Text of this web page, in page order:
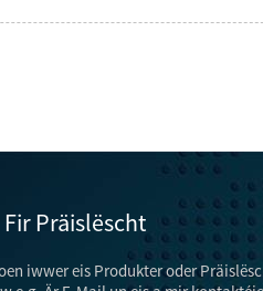
Präislëscht
iwwer eis Produkter oder
Energiespueren Techniken a